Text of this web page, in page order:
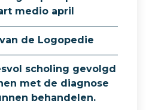
medio april
de Logopedie
scholing gevolgd
met de diagnose
behandelen.